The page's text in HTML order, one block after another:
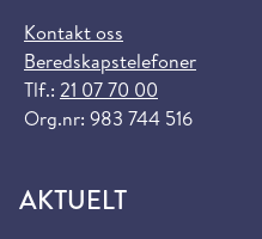
Kontakt oss
Beredskapstelefoner
Tlf.: 21 07 70 00
Org.nr: 983 744 516
AKTUELT